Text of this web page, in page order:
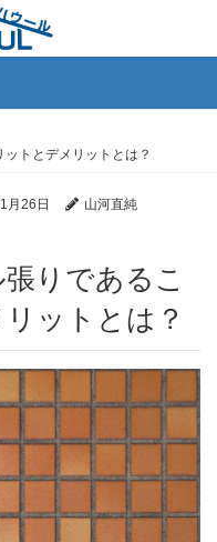
トとデメリットとは？
月26日
山河直純
ットとは？